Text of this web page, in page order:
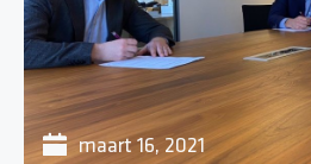
maart 16, 2021